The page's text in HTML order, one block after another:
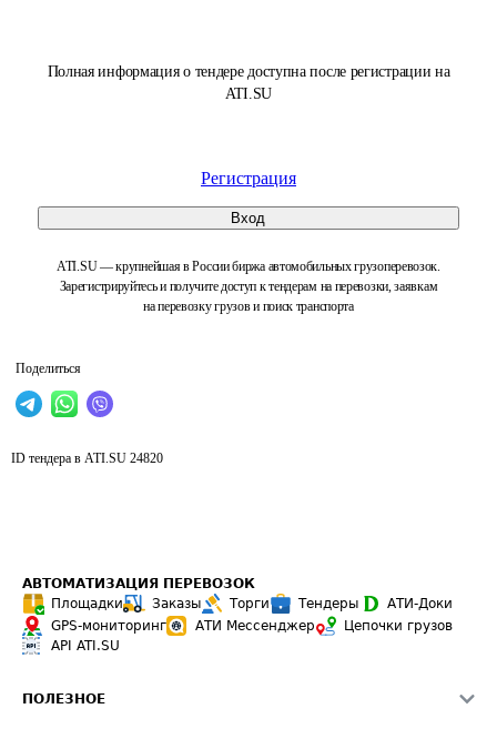
Полная информация о тендере доступна после регистрации на
ATI.SU
Регистрация
Вход
ATI.SU — крупнейшая в России биржа автомобильных грузоперевозок.
Зарегистрируйтесь и получите доступ к тендерам на перевозки, заявкам
на перевозку грузов и поиск транспорта
Поделиться
ID тендера в ATI.SU 24820
АВТОМАТИЗАЦИЯ ПЕРЕВОЗОК
Площадки
Заказы Торги Тендеры
АТИ-Доки
GPS-мониторинг
АТИ Мессенджер
Цепочки грузов
API ATI.SU
ПОЛЕЗНОЕ